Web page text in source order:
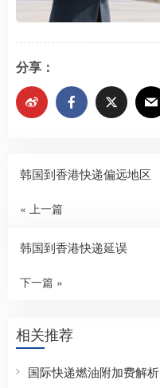
分享：
韩国到香港快递偏远地区
« 上一篇
韩国到香港快递延误
下一篇 »
相关推荐
国际快递燃油附加费解析